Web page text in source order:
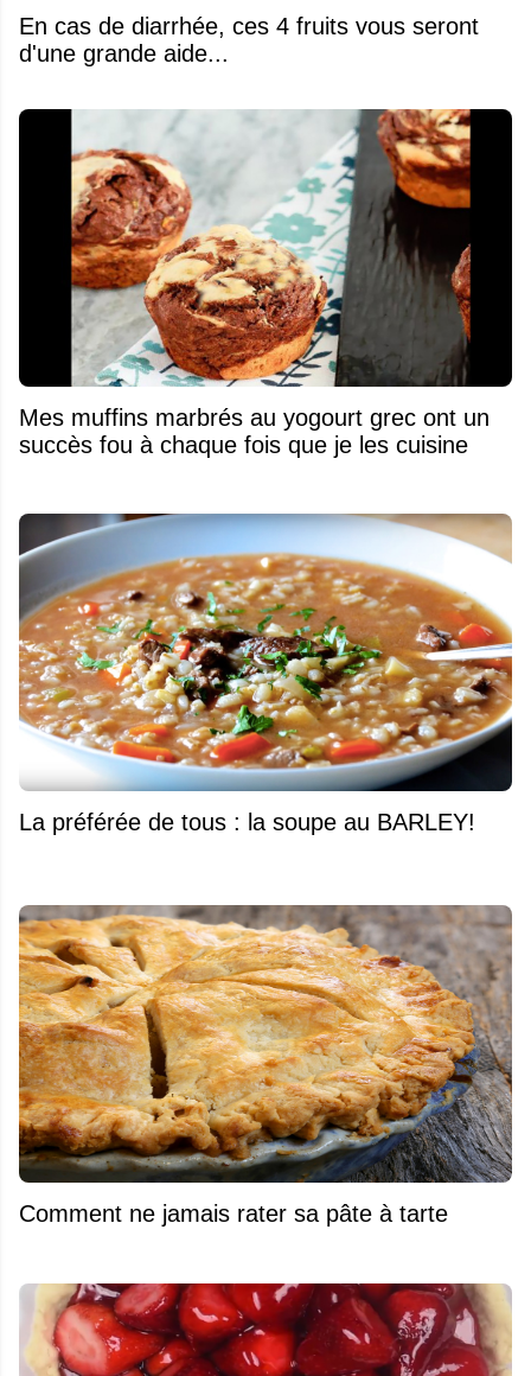
En cas de diarrhée, ces 4 fruits vous seront
d'une grande aide...
Mes muffins marbrés au yogourt grec ont un
succès fou à chaque fois que je les cuisine
La préférée de tous : la soupe au BARLEY!
Comment ne jamais rater sa pâte à tarte